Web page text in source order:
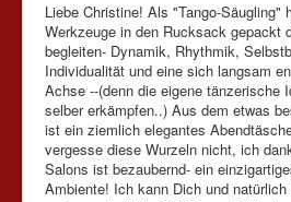
Liebe Christine! Als "Tango-Säugling"
Werkzeuge in den Rucksack gepackt
begleiten- Dynamik, Rhythmik,
Individualität und eine sich langsam
Achse --(denn die eigene tänzerische
selber erkämpfen..) Aus dem etwas
ist ein ziemlich elegantes
vergesse diese Wurzeln nicht, ich
Salons ist bezaubernd- ein
Ambiente! Ich kann Dich und natürlich